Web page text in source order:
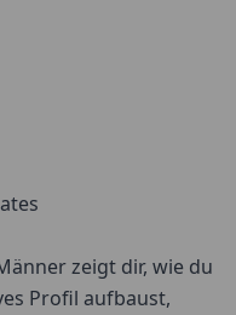
zeigt dir, wie du
Profil aufbaust,